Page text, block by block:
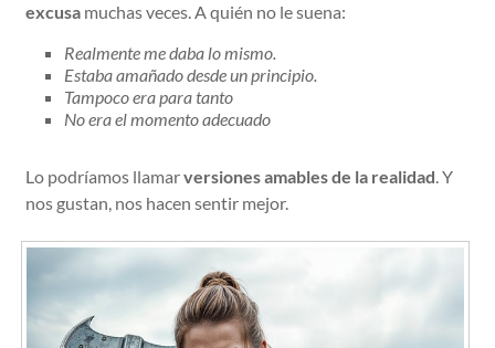
excusa muchas veces. A quién no le suena:
Realmente me daba lo mismo.
Estaba amañado desde un principio.
Tampoco era para tanto
No era el momento adecuado
Lo podríamos llamarversiones amables de la realidad. Y
nos gustan, nos hacen sentir mejor.